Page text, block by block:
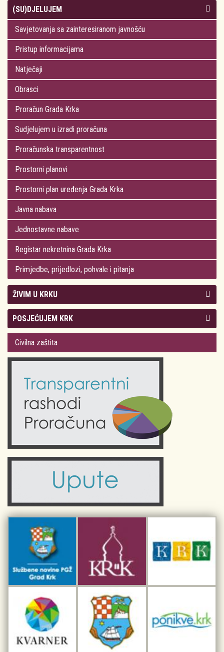
(SU)DJELUJEM
Savjetovanja sa zainteresiranom javnošću
Pristup informacijama
Natječaji
Obrasci
Proračun Grada Krka
Sudjelujem u izradi proračuna
Proračunska transparentnost
Prostorni planovi
Prostorni plan uređenja Grada Krka
Javna nabava
Jednostavne nabave
Registar nekretnina Grada Krka
Primjedbe, prijedlozi, pohvale i pitanja
ŽIVIM U KRKU
Kolegij gradonačelnika
Gradsko vijeće
Odluke Grada Krka (Službene novine PGŽ)
Obrazovanje
Komunalne usluge
Civilni sektor (arhiva udruga)
Sport i rekreacija
POSJEĆUJEM KRK
Plan Grada Krka
Krk 360° VR panorama
Krk uživo
Fotogalerije
Kalendar događanja
Turistička zajednica otoka Krka
Kulturno-turistička ruta Putovima Frankopana
Dar iz Krka
Interpretacijski centar pomorske baštine
Civilna zaštita